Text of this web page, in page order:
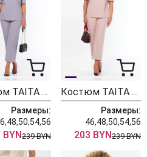
Костюм TAITA PLUS 2622/3 лаванда
Размеры:
BYN239 BYN
Костюм TAITA PLUS 2622/2 пудра
Размеры:
46,48,50,54,56
203 BYN239 BYN